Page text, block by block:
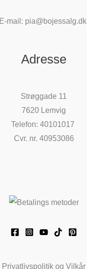
E-mail: pia@bojessalg.dk
Adresse
Strøggade 11
7620 Lemvig
Telefon: 40101017
Cvr. nr. 40953086
Privatlivspolitik og Vilkår